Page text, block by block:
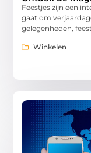
Feestjes zijn een
gaat om
gelegenheden,
Winkelen